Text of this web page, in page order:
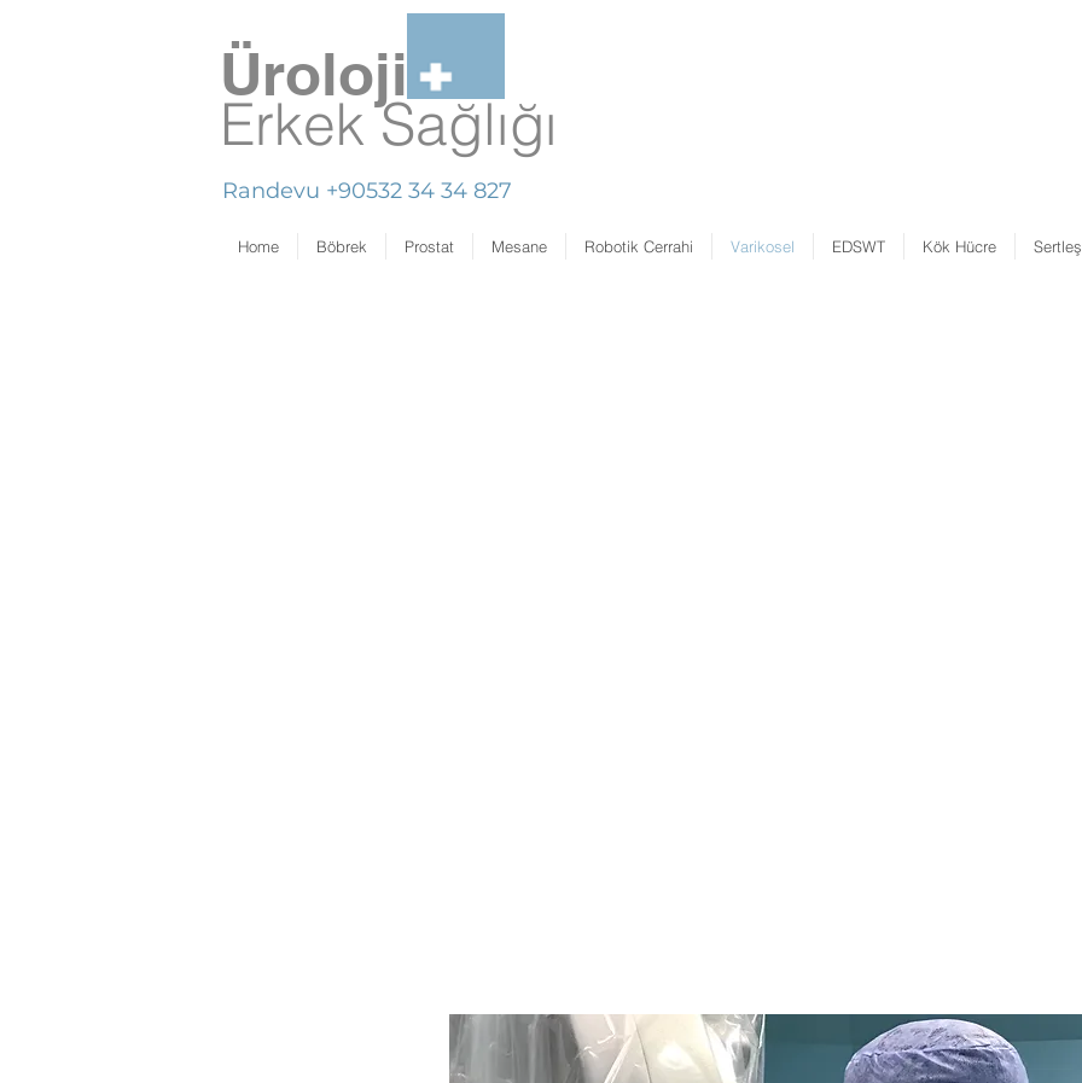
Üroloji
Erkek Sağlığı
Randevu +90532 34 34 827
Home Böbrek Prostat Mesane Robotik Cerrahi Varikosel EDSWT Kök Hücre